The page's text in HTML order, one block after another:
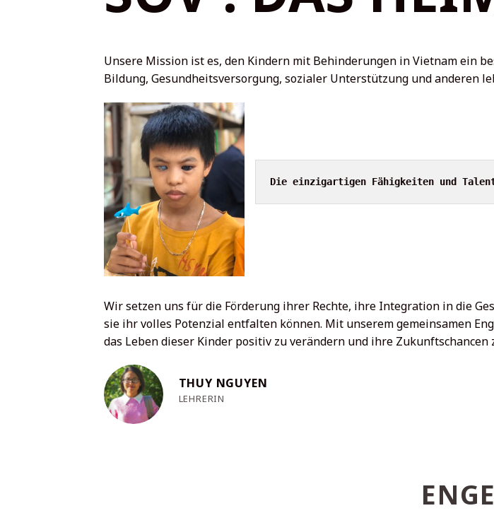
Unsere Mission ist es, den Kindern mit Behinderungen in Vietnam ein
Bildung, Gesundheitsversorgung, sozialer Unterstützung und anderen
Die einzigartigen Fähigkeiten und
Wir setzen uns für die Förderung ihrer Rechte, ihre Integration in die
sie ihr volles Potenzial entfalten können. Mit unserem gemeinsamen
das Leben dieser Kinder positiv zu verändern und ihre Zukunftschancen
THUY NGUYEN
LEHRERIN